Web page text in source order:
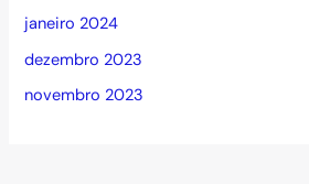
janeiro 2024
dezembro 2023
novembro 2023